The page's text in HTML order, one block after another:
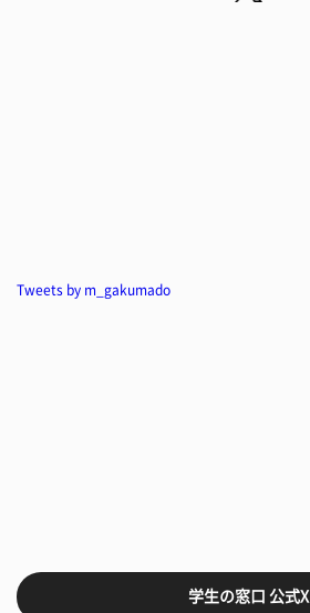
Tweets by m_gakumado
学生の窓口 公式X